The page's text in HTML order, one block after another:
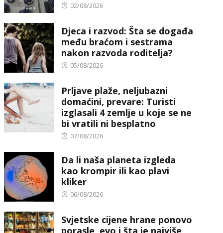
Posted
02/08/2026
Djeca i razvod: Šta se događa
među braćom i sestrama
nakon razvoda roditelja?
Posted
05/08/2026
Prljave plaže, neljubazni
domaćini, prevare: Turisti
izglasali 4 zemlje u koje se ne
bi vratili ni besplatno
Posted
07/08/2026
Da li naša planeta izgleda
kao krompir ili kao plavi
kliker
Posted
06/08/2026
Svjetske cijene hrane ponovo